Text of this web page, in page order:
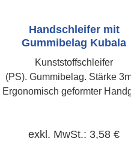
Handschleifer mit
Gummibelag Kubala
Kunststoffschleifer
(PS). Gummibelag. Stärke
Ergonomisch geformter
210mm
exkl. MwSt.: 3,58 €